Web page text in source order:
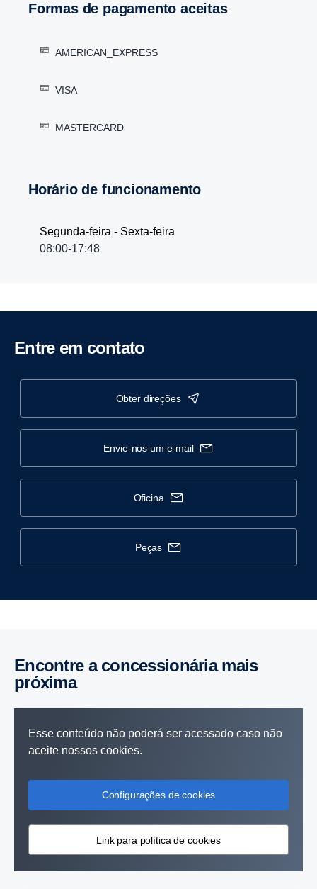
Formas de pagamento aceitas
AMERICAN_EXPRESS
VISA
MASTERCARD
Horário de funcionamento
Segunda-feira - Sexta-feira
08:00-17:48
Entre em contato
obter direções
envie-nos um e-mail
oficina
peças
Encontre a concessionária mais
próxima
Esse conteúdo não poderá ser acessado caso não
aceite nossos cookies.
Configurações de cookies
Link para política de cookies